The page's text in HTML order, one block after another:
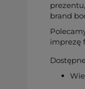
brand
imprezę